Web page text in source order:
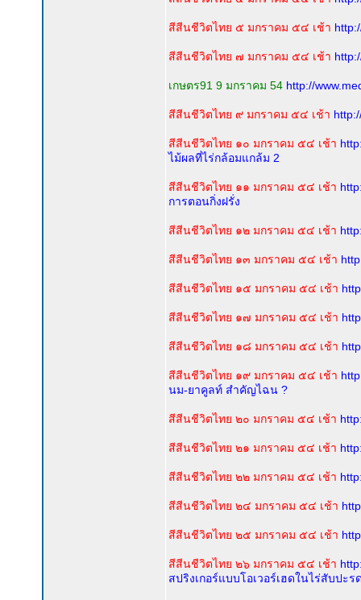
สีสีนชีวิตไทย ๕ มกราคม ๕๔ เช้า
สีสีนชีวิตไทย ๗ มกราคม ๕๔ เช้า
เกษตร91 9 มกราคม 54 http://
สีสีนชีวิตไทย ๙ มกราคม ๕๔ เช้า
สีสีนชีวิตไทย ๑๐ มกราคม ๕๔ เช้า
ไม้ผลที่ไร่กล้อมแกล้ม 2
สีสีนชีวิตไทย ๑๑ มกราคม ๕๔ เช้า
การตอนกิ่งฝรั่ง
สีสีนชีวิตไทย ๑๒ มกราคม ๕๔ เช้า
สีสีนชีวิตไทย ๑๓ มกราคม ๕๔ เช้า
สีสีนชีวิตไทย ๑๕ มกราคม ๕๔ เช้า
สีสีนชีวิตไทย ๑๗ มกราคม ๕๔ เช้า
สีสีนชีวิตไทย ๑๘ มกราคม ๕๔ เช้า
สีสีนชีวิตไทย ๑๙ มกราคม ๕๔ เช้า
นม-ยาคูลท์ สำคัญไฉน ?
สีสีนชีวิตไทย ๒๐ มกราคม ๕๔ เช้า
สีสีนชีวิตไทย ๒๑ มกราคม ๕๔ เช้า
สีสีนชีวิตไทย ๒๒ มกราคม ๕๔ เช้า
สีสีนชีวิตไทย ๒๔ มกราคม ๕๔ เช้า
สีสีนชีวิตไทย ๒๕ มกราคม ๕๔ เช้า
สีสีนชีวิตไทย ๒๖ มกราคม ๕๔ เช้า
สปริงเกอร์แบบโอเวอร์เฮดในไร่สับปะ